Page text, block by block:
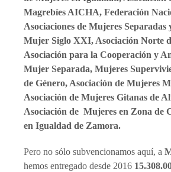
Magrebíes AICHA, Federación
Asociaciones de Mujeres Separadas
Mujer Siglo XXI, Asociación Norte
Asociación para la Cooperación y
Mujer Separada, Mujeres
de Género, Asociación de Mujeres
Asociación de Mujeres Gitanas de
Asociación de Mujeres en Zona de
en Igualdad de Zamora.
Pero no sólo subvencionamos aquí, a
hemos entregado desde 2016